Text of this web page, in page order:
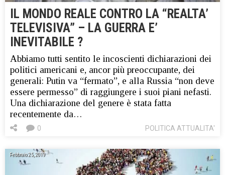
IL MONDO REALE CONTRO LA “REALTA’
TELEVISIVA” – LA GUERRA E’
INEVITABILE ?
Abbiamo tutti sentito le incoscienti dichiarazioni dei
politici americani e, ancor più preoccupante, dei
generali: Putin va “fermato”, e alla Russia “non deve
essere permesso” di raggiungere i suoi piani nefasti.
Una dichiarazione del genere è stata fatta
recentemente da…
POLITICA ATTUALITA'
0
Febbraio 25, 2019